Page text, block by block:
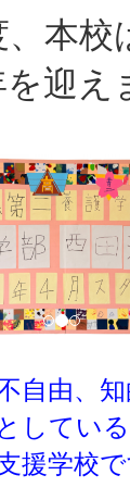
本校
を迎え
自由、
している
援学校で